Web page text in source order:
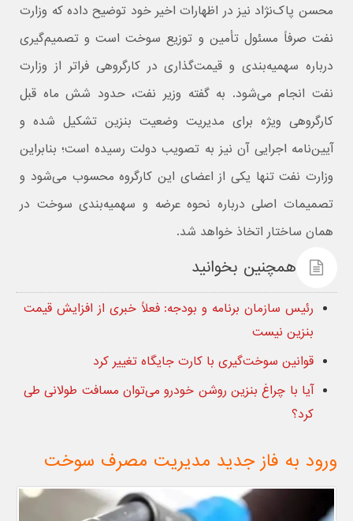
محسن پاک‌نژاد نیز در اظهارات اخیر خود توضیح داده که وزارت
نفت صرفاً مسئول تأمین و توزیع سوخت است و تصمیم‌گیری
درباره سهمیه‌بندی و قیمت‌گذاری در کارگروهی فراتر از وزارت
نفت انجام می‌شود. به گفته وزیر نفت، حدود شش ماه قبل
کارگروهی ویژه برای مدیریت وضعیت بنزین تشکیل شده و
آیین‌نامه اجرایی آن نیز به تصویب دولت رسیده است؛ بنابراین
وزارت نفت تنها یکی از اعضای این کارگروه محسوب می‌شود و
تصمیمات اصلی درباره نحوه عرضه و سهمیه‌بندی سوخت در
همان ساختار اتخاذ خواهد شد.
همچنین بخوانید
رئیس سازمان برنامه و بودجه: فعلاً خبری از افزایش قیمت
بنزین نیست
قوانین سوخت‌گیری با کارت جایگاه تغییر کرد
آیا با چراغ بنزین روشن خودرو می‌توان مسافت طولانی طی
کرد؟
ورود به فاز جدید مدیریت مصرف سوخت